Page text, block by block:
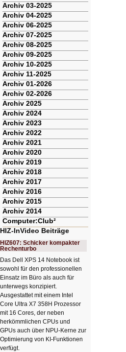
Archiv 03-2025
Archiv 04-2025
Archiv 06-2025
Archiv 07-2025
Archiv 08-2025
Archiv 09-2025
Archiv 10-2025
Archiv 11-2025
Archiv 01-2026
Archiv 02-2026
Archiv 2025
Archiv 2024
Archiv 2023
Archiv 2022
Archiv 2021
Archiv 2020
Archiv 2019
Archiv 2018
Archiv 2017
Archiv 2016
Archiv 2015
Archiv 2014
Computer:Club²
HIZ-InVideo Beiträge
HIZ607: Schicker kompakter
Rechenturbo
Das Dell XPS 14 Notebook ist
sowohl für den professionellen
Einsatz im Büro als auch für
unterwegs konzipiert.
Ausgestattet mit einem Intel
Core Ultra X7 358H Prozessor
mit 16 Cores, der neben
herkömmlichen CPUs und
GPUs auch über NPU-Kerne zur
Optimierung von KI-Funktionen
verfügt.